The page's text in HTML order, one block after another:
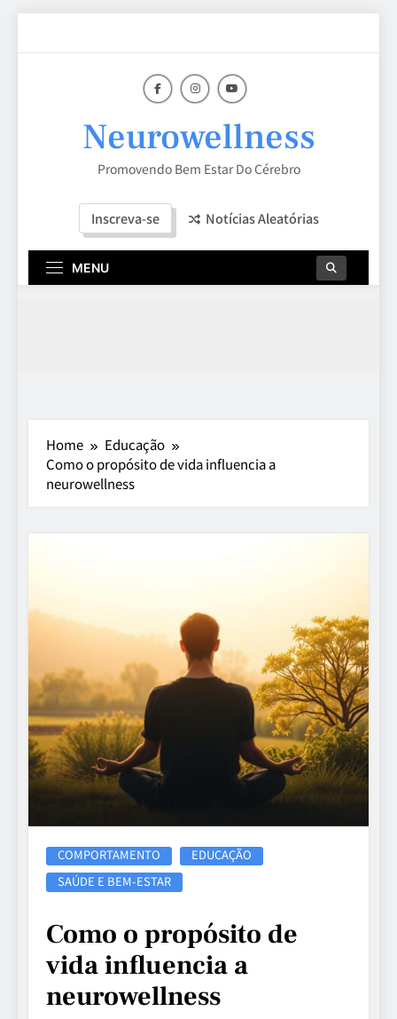
Neurowellness
Promovendo Bem Estar Do Cérebro
Inscreva-se Notícias Aleatórias
MENU
Home
Educação
Como o propósito de vida influencia a
neurowellness
COMPORTAMENTO
EDUCAÇÃO
SAÚDE E BEM-ESTAR
Como o propósito de
vida influencia a
neurowellness